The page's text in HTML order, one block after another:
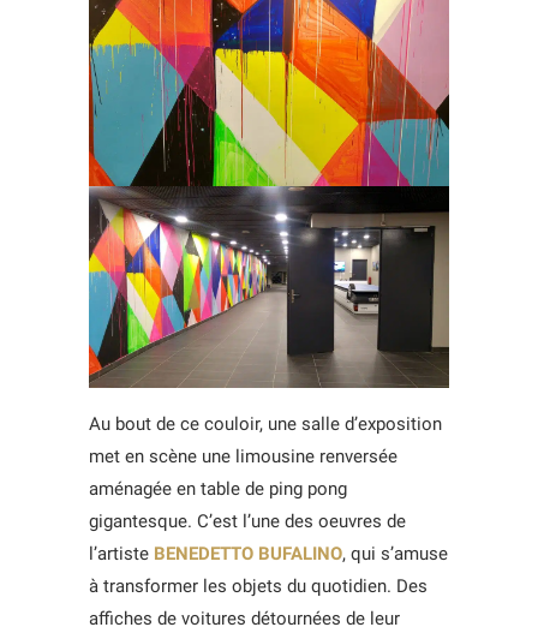
Au bout de ce couloir, une salle d’exposition
met en scène une limousine renversée
aménagée en table de ping pong
gigantesque. C’est l’une des oeuvres de
l’artiste BENEDETTO BUFALINO, qui s’amuse
à transformer les objets du quotidien. Des
affiches de voitures détournées de leur